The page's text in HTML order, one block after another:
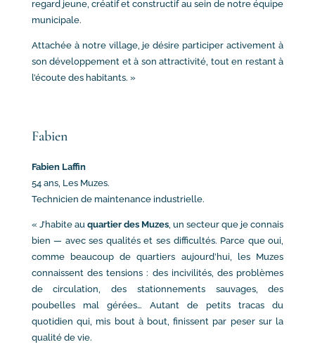
regard jeune, créatif et constructif au sein de notre équipe
municipale.
Attachée à notre village, je désire participer activement à
son développement et à son attractivité, tout en restant à
l’écoute des habitants. »
Fabien
Fabien Laffin
54 ans, Les Muzes.
Technicien de maintenance industrielle.
« J’habite au quartier des Muzes, un secteur que je connais
bien — avec ses qualités et ses difficultés. Parce que oui,
comme beaucoup de quartiers aujourd’hui, les Muzes
connaissent des tensions : des incivilités, des problèmes
de circulation, des stationnements sauvages, des
poubelles mal gérées… Autant de petits tracas du
quotidien qui, mis bout à bout, finissent par peser sur la
qualité de vie.